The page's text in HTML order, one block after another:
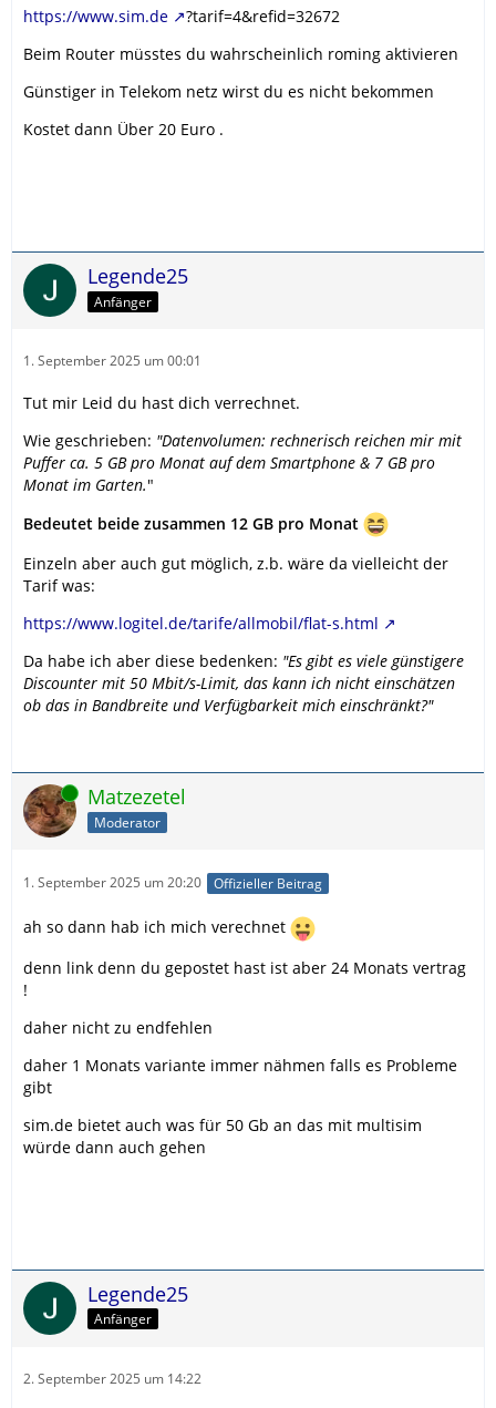
https://www.sim.de
?tarif=4&refid=32672
Beim Router müsstes du wahrscheinlich roming aktivieren
Günstiger in Telekom netz wirst du es nicht bekommen
Kostet dann Über 20 Euro .
Legende25
Anfänger
1. September 2025 um 00:01
Tut mir Leid du hast dich verrechnet.
Wie geschrieben: "Datenvolumen: rechnerisch reichen mir mit
Puffer ca. 5 GB pro Monat auf dem Smartphone & 7 GB pro
Monat im Garten."
Bedeutet beide zusammen 12 GB pro Monat
Einzeln aber auch gut möglich, z.b. wäre da vielleicht der
Tarif was:
https://www.logitel.de/tarife/allmobil/flat-s.html
Da habe ich aber diese bedenken: "Es gibt es viele günstigere
Discounter mit 50 Mbit/s-Limit, das kann ich nicht einschätzen
ob das in Bandbreite und Verfügbarkeit mich einschränkt?"
Online Matzezetel
Moderator
1. September 2025 um 20:20 Offizieller Beitrag
ah so dann hab ich mich verechnet
denn link denn du gepostet hast ist aber 24 Monats vertrag
!
daher nicht zu endfehlen
daher 1 Monats variante immer nähmen falls es Probleme
gibt
sim.de bietet auch was für 50 Gb an das mit multisim
würde dann auch gehen
Legende25
Anfänger
2. September 2025 um 14:22